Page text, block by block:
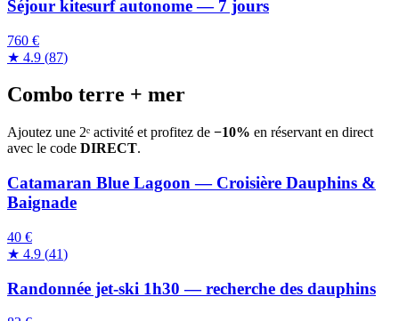
Séjour kitesurf autonome — 7 jours
760 €
★ 4.9 (87)
Combo terre + mer
Ajoutez une 2ᵉ activité et profitez de −10% en réservant en direct
avec le code DIRECT.
Catamaran Blue Lagoon — Croisière Dauphins &
Baignade
40 €
★ 4.9 (41)
Randonnée jet-ski 1h30 — recherche des dauphins